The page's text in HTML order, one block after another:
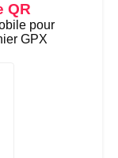
QR
pour
GPX